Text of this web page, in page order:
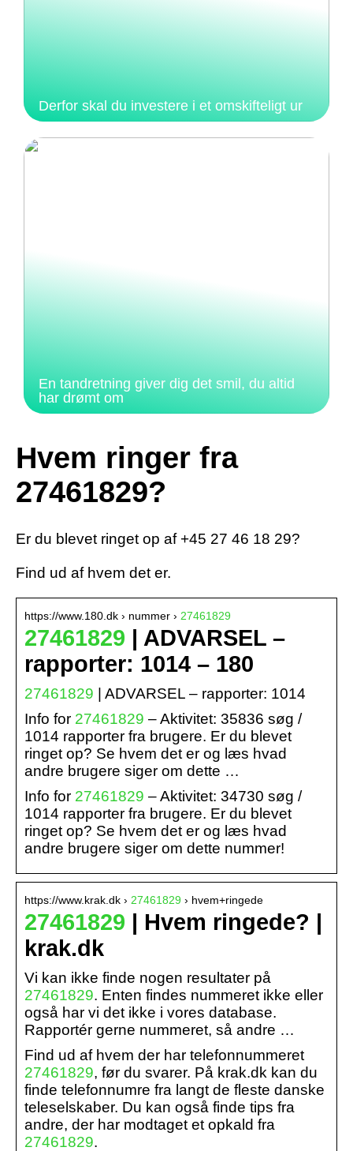
Derfor skal du investere i et omskifteligt ur
En tandretning giver dig det smil, du altid
har drømt om
Hvem ringer fra
27461829?
Er du blevet ringet op af +45 27 46 18 29?
Find ud af hvem det er.
https://www.180.dk › nummer › 27461829
27461829 | ADVARSEL –
rapporter: 1014 – 180
27461829 | ADVARSEL – rapporter: 1014
Info for 27461829 – Aktivitet: 35836 søg /
1014 rapporter fra brugere. Er du blevet
ringet op? Se hvem det er og læs hvad
andre brugere siger om dette …
Info for 27461829 – Aktivitet: 34730 søg /
1014 rapporter fra brugere. Er du blevet
ringet op? Se hvem det er og læs hvad
andre brugere siger om dette nummer!
https://www.krak.dk › 27461829 › hvem+ringede
27461829 | Hvem ringede? |
krak.dk
Vi kan ikke finde nogen resultater på
27461829. Enten findes nummeret ikke eller
også har vi det ikke i vores database.
Rapportér gerne nummeret, så andre …
Find ud af hvem der har telefonnummeret
27461829, før du svarer. På krak.dk kan du
finde telefonnumre fra langt de fleste danske
teleselskaber. Du kan også finde tips fra
andre, der har modtaget et opkald fra
27461829.